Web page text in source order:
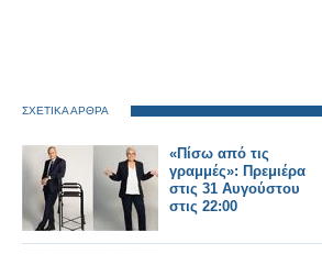
ΣΧΕΤΙΚΑ ΑΡΘΡΑ
«Πίσω από τις
γραμμές»: Πρεμιέρα
στις 31 Αυγούστου
στις 22:00